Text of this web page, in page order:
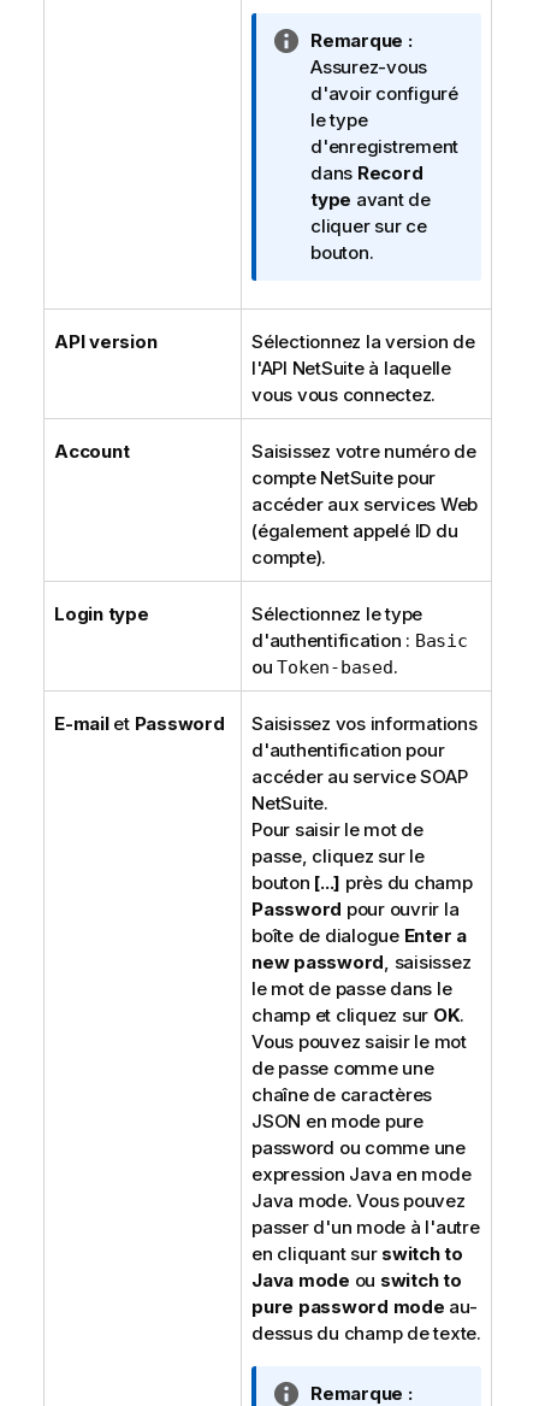
N
o
t
e
I
n
f
o
r
a
Remarque :
Assurez-vous
d'avoir configuré
le type
d'enregistrement
dans Record
type avant de
cliquer sur ce
bouton.
API version
Sélectionnez la version de
l'API NetSuite à laquelle
vous vous connectez.
Account
Saisissez votre numéro de
compte NetSuite pour
accéder aux services Web
(également appelé ID du
compte).
Login type
Sélectionnez le type
d'authentification : Basic
ouToken-based.
E-mailet Password
Saisissez vos informations
d'authentification pour
accéder au service SOAP
NetSuite.
Pour saisir le mot de
passe, cliquez sur le
bouton [...] près du champ
Password pour ouvrir la
boîte de dialogue Enter a
new password, saisissez
le mot de passe dans le
champ et cliquez sur OK.
Vous pouvez saisir le mot
de passe comme une
chaîne de caractères
JSON en mode pure
password ou comme une
expression Java en mode
Java mode. Vous pouvez
passer d'un mode à l'autre
en cliquant sur switch to
Java mode ou switch to
pure password mode au-
dessus du champ de texte.
N
Remarque :